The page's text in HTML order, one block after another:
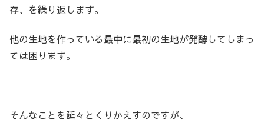
存、を繰り返します。
他の生地を作っている最中に最初の生地が発酵してしまっ
ては困ります。
そんなことを延々とくりかえすのですが、